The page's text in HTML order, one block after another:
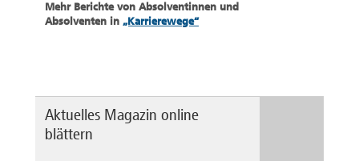
Mehr Berichte von Absolventinnen und
Absolventen in „Karrierewege“
Aktuelles Magazin online
blättern